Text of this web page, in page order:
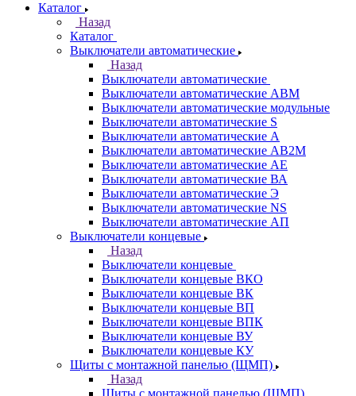
Каталог
Назад
Каталог
Выключатели автоматические
Назад
Выключатели автоматические
Выключатели автоматические АВМ
Выключатели автоматические модульные
Выключатели автоматические S
Выключатели автоматические А
Выключатели автоматические АВ2М
Выключатели автоматические АЕ
Выключатели автоматические ВА
Выключатели автоматические Э
Выключатели автоматические NS
Выключатели автоматические АП
Выключатели концевые
Назад
Выключатели концевые
Выключатели концевые ВКО
Выключатели концевые ВК
Выключатели концевые ВП
Выключатели концевые ВПК
Выключатели концевые ВУ
Выключатели концевые КУ
Щиты с монтажной панелью (ЩМП)
Назад
Щиты с монтажной панелью (ЩМП)